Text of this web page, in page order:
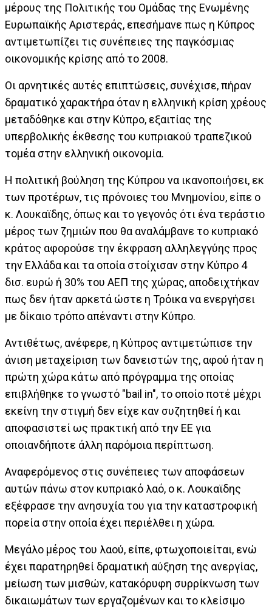
μέρους της Πολιτικής του Ομάδας της Ενωμένης
Ευρωπαϊκής Αριστεράς, επεσήμανε πως η Κύπρος
αντιμετωπίζει τις συνέπειες της παγκόσμιας
οικονομικής κρίσης από το 2008.
Οι αρνητικές αυτές επιπτώσεις, συνέχισε, πήραν
δραματικό χαρακτήρα όταν η ελληνική κρίση χρέους
μεταδόθηκε και στην Κύπρο, εξαιτίας της
υπερβολικής έκθεσης του κυπριακού τραπεζικού
τομέα στην ελληνική οικονομία.
Η πολιτική βούληση της Κύπρου να ικανοποιήσει, εκ
των προτέρων, τις πρόνοιες του Μνημονίου, είπε ο
κ. Λουκαϊδης, όπως και το γεγονός ότι ένα τεράστιο
μέρος των ζημιών που θα αναλάμβανε το κυπριακό
κράτος αφορούσε την έκφραση αλληλεγγύης προς
την Ελλάδα και τα οποία στοίχισαν στην Κύπρο 4
δισ. ευρώ ή 30% του ΑΕΠ της χώρας, αποδειχτήκαν
πως δεν ήταν αρκετά ώστε η Τρόικα να ενεργήσει
με δίκαιο τρόπο απέναντι στην Κύπρο.
Αντιθέτως, ανέφερε, η Κύπρος αντιμετώπισε την
άνιση μεταχείριση των δανειστών της, αφού ήταν η
πρώτη χώρα κάτω από πρόγραμμα της οποίας
επιβλήθηκε το γνωστό "bail in", το οποίο ποτέ μέχρι
εκείνη την στιγμή δεν είχε καν συζητηθεί ή και
αποφασιστεί ως πρακτική από την ΕΕ για
οποιανδήποτε άλλη παρόμοια περίπτωση.
Αναφερόμενος στις συνέπειες των αποφάσεων
αυτών πάνω στον κυπριακό λαό, ο κ. Λουκαϊδης
εξέφρασε την ανησυχία του για την καταστροφική
πορεία στην οποία έχει περιέλθει η χώρα.
Μεγάλο μέρος του λαού, είπε, φτωχοποιείται, ενώ
έχει παρατηρηθεί δραματική αύξηση της ανεργίας,
μείωση των μισθών, κατακόρυφη συρρίκνωση των
δικαιωμάτων των εργαζομένων και το κλείσιμο